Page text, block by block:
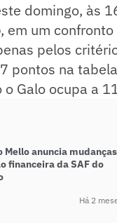
domingo, às
, em um
pelos
pontos na
Galo ocupa a
Mello anuncia mudanças
financeira da SAF do
Há 2